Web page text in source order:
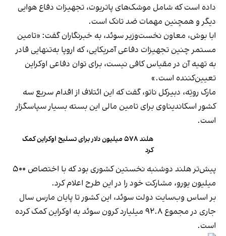
داده است که شامل موشک‌های پاتریوت، تجهیزات دفاع هوایی
دیگر و همچنین مهمات ضد تانک است.
ابا بوش، معاون نخست‌وزیر سوئد، به خبرنگاران گفت: «تامین
مستمر چنین تجهیزات دفاعی آمریکایی، که اروپا به‌تنهایی قادر
به تهیه آن در مقیاس کافی نیست، برای توان دفاعی اوکراین
تعیین‌کننده است.»
مارک روتِه، دبیرکل ناتو، گفت که این ائتلاف از اقدام سریع سه
کشور اسکاندیناوی برای تامین مالی این بسته بسیار سپاسگزار
است.
هلند ۵۷۸ میلیون دلار برای تسلیح اوکراین کمک
کرد
پیش‌تر هلند دوشنبه نخستین کشوری بود که با اختصاص ۵۰۰
میلیون یورو، مشارکت خود را در این طرح اعلام کرد.
بر اساس وب‌سایت دولت سوئد، این کشور تا پایان مارس سال
جاری در مجموع ۹۲.۸ میلیارد کرون سوئد به اوکراین کمک کرده
است.